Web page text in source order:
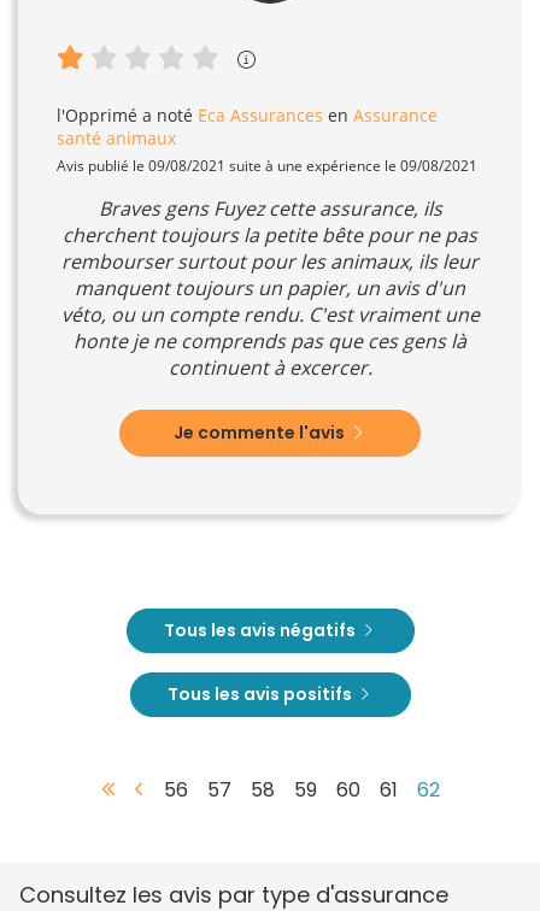
l'Opprimé a noté Eca Assurances en Assurance
santé animaux
Avis publié le 09/08/2021 suite à une expérience le 09/08/2021
Braves gens Fuyez cette assurance, ils
cherchent toujours la petite bête pour ne pas
rembourser surtout pour les animaux, ils leur
manquent toujours un papier, un avis d'un
véto, ou un compte rendu. C'est vraiment une
honte je ne comprends pas que ces gens là
continuent à excercer.
Je commente l'avis
Tous les avis négatifs
Tous les avis positifs
56 57 58 59 60 61 62
Consultez les avis par type d'assurance